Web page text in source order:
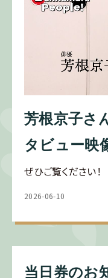
芳根京子さ
タビュー映
ぜひご覧ください！
2026-06-10
当日券のお